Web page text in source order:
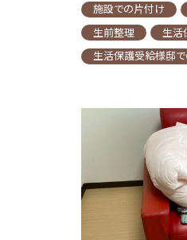
施設での片付け
生前整理
生活
生活保護受給様邸で